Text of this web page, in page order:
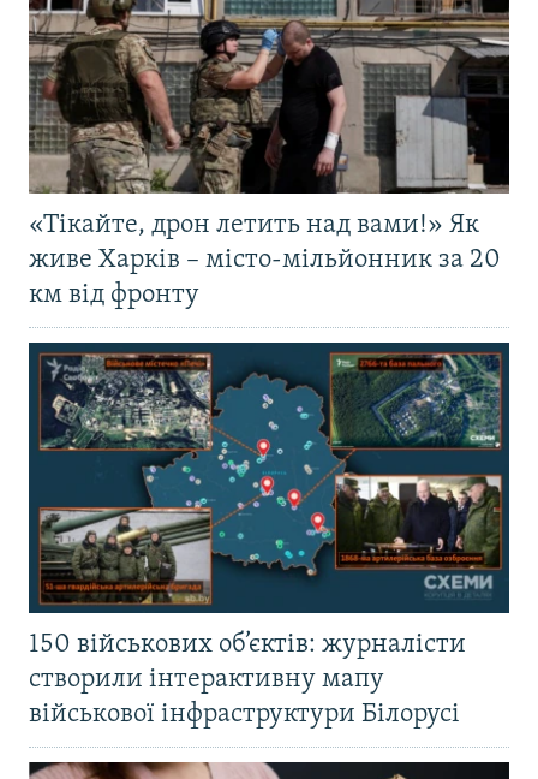
«Тікайте, дрон летить над вами!» Як
живе Харків – місто-мільйонник за 20
км від фронту
150 військових об’єктів: журналісти
створили інтерактивну мапу
військової інфраструктури Білорусі